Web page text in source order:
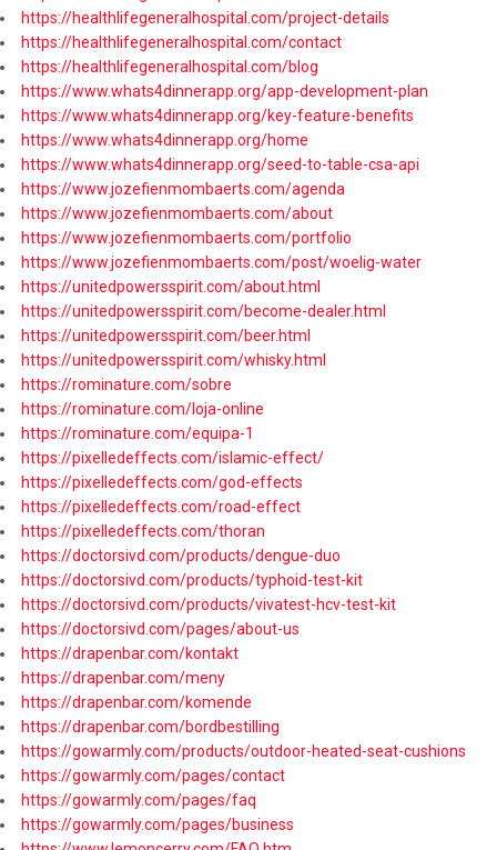
https://healthlifegeneralhospital.com/project-details
https://healthlifegeneralhospital.com/contact
https://healthlifegeneralhospital.com/blog
https://www.whats4dinnerapp.org/app-development-plan
https://www.whats4dinnerapp.org/key-feature-benefits
https://www.whats4dinnerapp.org/home
https://www.whats4dinnerapp.org/seed-to-table-csa-api
https://www.jozefienmombaerts.com/agenda
https://www.jozefienmombaerts.com/about
https://www.jozefienmombaerts.com/portfolio
https://www.jozefienmombaerts.com/post/woelig-water
https://unitedpowersspirit.com/about.html
https://unitedpowersspirit.com/become-dealer.html
https://unitedpowersspirit.com/beer.html
https://unitedpowersspirit.com/whisky.html
https://rominature.com/sobre
https://rominature.com/loja-online
https://rominature.com/equipa-1
https://pixelledeffects.com/islamic-effect/
https://pixelledeffects.com/god-effects
https://pixelledeffects.com/road-effect
https://pixelledeffects.com/thoran
https://doctorsivd.com/products/dengue-duo
https://doctorsivd.com/products/typhoid-test-kit
https://doctorsivd.com/products/vivatest-hcv-test-kit
https://doctorsivd.com/pages/about-us
https://drapenbar.com/kontakt
https://drapenbar.com/meny
https://drapenbar.com/komende
https://drapenbar.com/bordbestilling
https://gowarmly.com/products/outdoor-heated-seat-cushions
https://gowarmly.com/pages/contact
https://gowarmly.com/pages/faq
https://gowarmly.com/pages/business